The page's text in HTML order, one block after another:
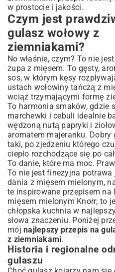
Dodanie ziemniaków i ostatnie
Triki na idealną konsystencję
Najczęstsze błędy podczas
gulaszu i jak ich unikać
Niedogotowane lub
Brak wyrazistego smaku
Zbyt rzadki lub zbyt gęsty sos
Propozycje podania i
Co podać do gulaszu
ziemniakami?
Jakie napoje najlepiej
gulaszem?
Przechowywanie i
się smakiem dłużej
Zakończenie: Smacznego!
domowy gulasz wołowy
w prostocie i jakości.
Czym jest
gulasz wołowy z
ziemniakami?
No właśnie, czym? To nie
zupa z mięsem. To gęsty,
sos, w którym kęsy
ustach wołowiny tańczą z
wciąż trzymającymi formę
To harmonia smaków, gdzie
marchewki i cebuli idealnie
wędzoną nutą papryki i
aromatem majeranku. Dobry
taki, po zjedzeniu którego
ciepło rozchodzące się po
To danie, które ma moc.
To nie jest finezyjna potrawa
dania z mięsem mielonym,
te inspirowane przepisem na
mięsem mielonym Knorr; to
chłopska kuchnia w
słowa znaczeniu. Poniżej
mój najlepszy przepis na
z ziemniakami.
Historia i regionalne
gulaszu